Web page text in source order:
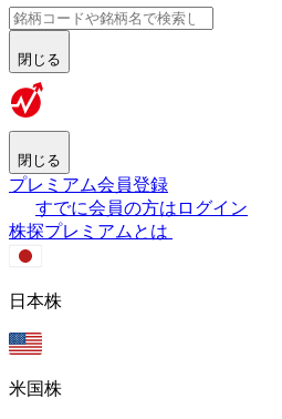
閉じる
閉じる
プレミアム会員登録
すでに会員の方はログイン
株探プレミアムとは
日本株
米国株